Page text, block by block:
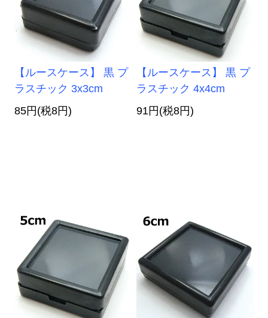
【ルースケース】 黒 プ
ラスチック 3x3cm
85円(税8円)
【ルースケース】 黒 プ
ラスチック 4x4cm
91円(税8円)